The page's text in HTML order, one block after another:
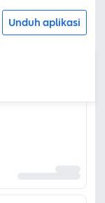
Unduh aplikasi